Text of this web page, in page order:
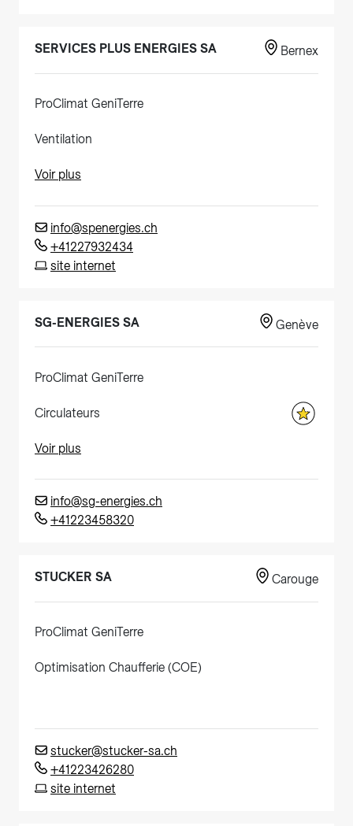
SERVICES PLUS ENERGIES SA Bernex
ProClimat GeniTerre
Ventilation
Voir plus
info@spenergies.ch
+41227932434
site internet
SG-ENERGIES SA Genève
ProClimat GeniTerre
Circulateurs
Voir plus
info@sg-energies.ch
+41223458320
STUCKER SA Carouge
ProClimat GeniTerre
Optimisation Chaufferie (COE)
stucker@stucker-sa.ch
+41223426280
site internet